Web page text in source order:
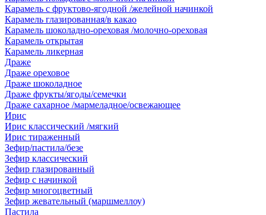
Карамель с фруктово-ягодной /желейной начинкой
Карамель глазированная/в какао
Карамель шоколадно-ореховая /молочно-ореховая
Карамель открытая
Карамель ликерная
Драже
Драже ореховое
Драже шоколадное
Драже фрукты/ягоды/семечки
Драже сахарное /мармеладное/освежающее
Ирис
Ирис классический /мягкий
Ирис тираженный
Зефир/пастила/безе
Зефир классический
Зефир глазированный
Зефир с начинкой
Зефир многоцветный
Зефир жевательный (маршмеллоу)
Пастила